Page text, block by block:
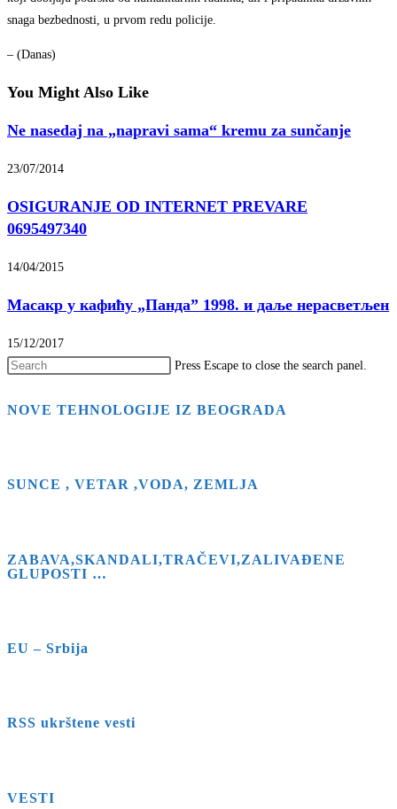
snaga bezbednosti, u prvom redu policije.
– (Danas)
You Might Also Like
Ne nasedaj na „napravi sama“ kremu za sunčanje
23/07/2014
OSIGURANJE OD INTERNET PREVARE
0695497340
14/04/2015
Масакр у кафићу „Панда” 1998. и даље нерасветљен
15/12/2017
Press Escape to close the search panel.
NOVE TEHNOLOGIJE IZ BEOGRADA
SUNCE , VETAR ,VODA, ZEMLJA
ZABAVA,SKANDALI,TRAČEVI,ZALIVAĐENE
GLUPOSTI …
EU – Srbija
RSS ukrštene vesti
VESTI